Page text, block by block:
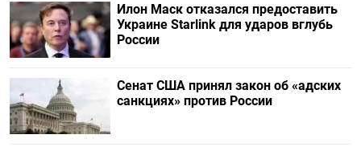
Илон Маск отказался предоставить
Украине Starlink для ударов вглубь
России
Сенат США принял закон об «адских
санкциях» против России